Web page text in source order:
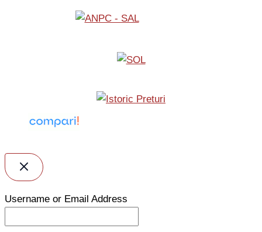
Username or Email Address